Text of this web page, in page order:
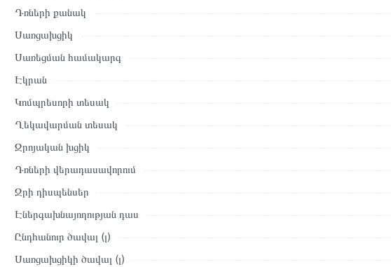
Դռների քանակ
Սառցախցիկ
Սառեցման համակարգ
Էկրան
Կոմպրեսորի տեսակ
Ղեկավարման տեսակ
Զրոյական խցիկ
Դռների վերադասավորում
Ջրի դիսպենսեր
Էներգախնայողության դաս
Ընդհանուր ծավալ (լ)
Սառցախցիկի ծավալ (լ)